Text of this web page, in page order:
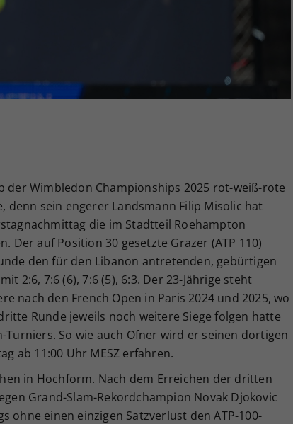
der Wimbledon Championships 2025 rot-weiß-rote
denn sein engerer Landsmann Filip Misolic hat
die im Stadtteil Roehampton
Der auf Position 30 gesetzte Grazer (ATP 110)
den für den Libanon antretenden, gebürtigen
2:6, 7:6 (6), 7:6 (5), 6:3. Der 23-Jährige steht
nach den French Open in Paris 2024 und 2025, wo
Runde jeweils noch weitere Siege folgen hatte
Turniers. So wie auch Ofner wird er seinen dortigen
ab 11:00 Uhr MESZ erfahren.
in Hochform. Nach dem Erreichen der dritten
Grand-Slam-Rekordchampion Novak Djokovic
ohne einen einzigen Satzverlust den ATP-100-
Webseiten-Betreiber dies eingestellt hat.